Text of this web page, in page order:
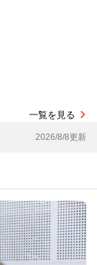
一覧を見る
2026/8/8更新